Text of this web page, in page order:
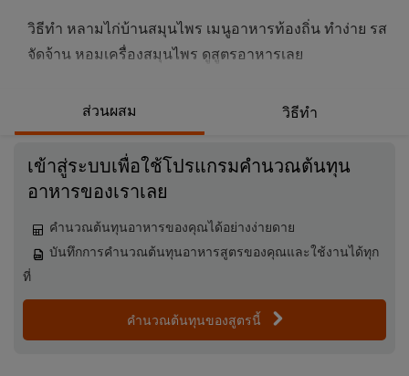
วิธีทำ หลามไก่บ้านสมุนไพร เมนูอาหารท้องถิ่น ทำง่าย รส
จัดจ้าน หอมเครื่องสมุนไพร ดูสูตรอาหารเลย
ส่วนผสม วิธีทำ
เข้าสู่ระบบเพื่อใช้โปรแกรมคำนวณต้นทุน
อาหารของเราเลย
คำนวณต้นทุนอาหารของคุณได้อย่างง่ายดาย
บันทึกการคำนวณต้นทุนอาหารสูตรของคุณและใช้งานได้ทุก
ที่
คำนวณต้นทุนของสูตรนี้